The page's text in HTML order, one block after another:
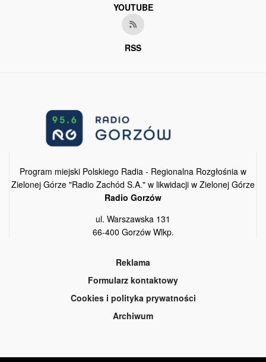
YOUTUBE
RSS
Program miejski Polskiego Radia - Regionalna Rozgłośnia w
Zielonej Górze "Radio Zachód S.A." w likwidacji w Zielonej Górze
Radio Gorzów
ul. Warszawska 131
66-400 Gorzów Wlkp.
Reklama
Formularz kontaktowy
Cookies i polityka prywatności
Archiwum